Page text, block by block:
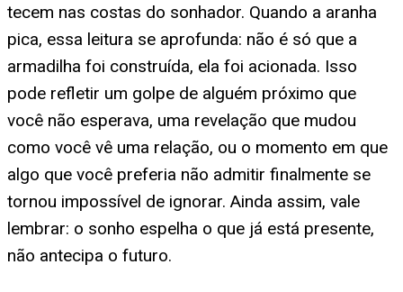
tecem nas costas do sonhador. Quando a aranha
pica, essa leitura se aprofunda: não é só que a
armadilha foi construída, ela foi acionada. Isso
pode refletir um golpe de alguém próximo que
você não esperava, uma revelação que mudou
como você vê uma relação, ou o momento em que
algo que você preferia não admitir finalmente se
tornou impossível de ignorar. Ainda assim, vale
lembrar: o sonho espelha o que já está presente,
não antecipa o futuro.